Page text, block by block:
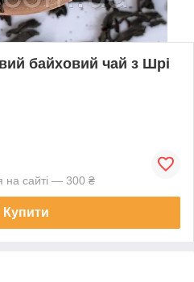
байховий чай з Шрі
на сайті — 300 ₴
Купити